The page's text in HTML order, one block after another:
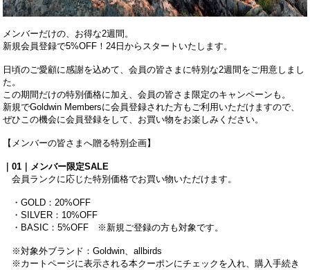
メンバーだけの、お得な2週間。
新規会員登録で5%OFF！24日からスタートいたします。
日頃のご愛顧に感謝を込めて、会員の皆さまに特別な2週間をご用意しまし
た。
この期間だけの特別価格に加え、会員の皆さま限定のキャンペーンも。
新規でGoldwin Membersに会員登録された方もご利用いただけますので、
ぜひこの機会に会員登録をして、お買い物をお楽しみください。
【メンバーの皆さまへ贈る特別企画】
｜01｜メンバー限定SALE
会員ランクに応じた特別価格でお買い物いただけます。
・GOLD：20%OFF
・SILVER：10%OFF
・BASIC：5%OFF ※新規ご登録の方も対象です。
※対象外ブランド：Goldwin、allbirds
※カートページに表示される本クーポンにチェックを入れ、購入手続き